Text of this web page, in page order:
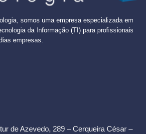
somos uma empresa especializada em
da Informação (TI) para profissionais
empresas.
de Azevedo, 289 – Cerqueira César –